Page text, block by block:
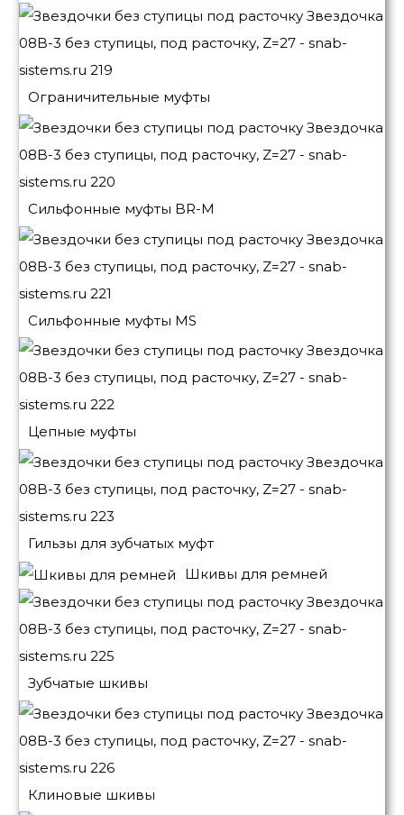
Ограничительные муфты
Сильфонные муфты BR-M
Сильфонные муфты MS
Цепные муфты
Гильзы для зубчатых муфт
Шкивы для ремней
Зубчатые шкивы
Клиновые шкивы